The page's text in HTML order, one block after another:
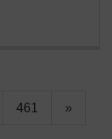
461 »